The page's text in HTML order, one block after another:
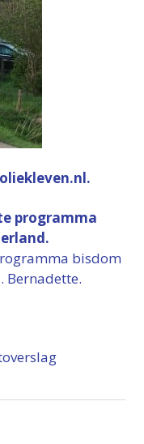
programma
bisdom
Bernadette.